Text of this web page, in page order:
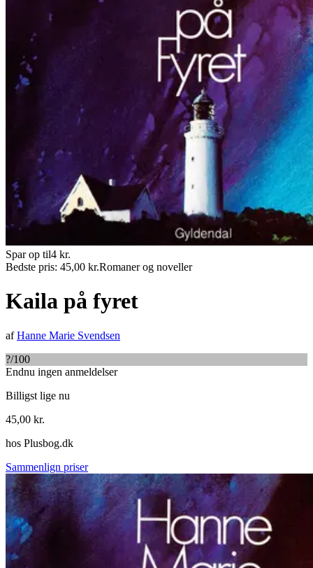
Spar op til4 kr.
Bedste pris: 45,00 kr.Romaner og noveller
Kaila på fyret
afHanne Marie Svendsen
?/100
Endnu ingen anmeldelser
Billigst lige nu
45,00 kr.
hos Plusbog.dk
Sammenlign priser